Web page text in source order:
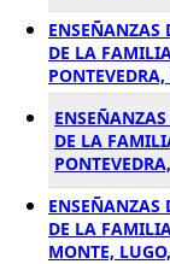
DE LA
DE LA
DE LA
MONTE,